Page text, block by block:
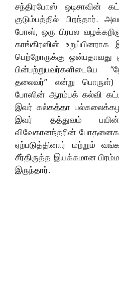
சந்திரபோஸ் ஒடிசாவின்
குடும்பத்தில் பிறந்தார்.
போஸ், ஒரு பிரபல
காங்கிரஸின்
பெற்றோருக்கு
பின்பற்றுபவர்களிடையே
தலைவர்” என்று பொருள்)
போஸின் ஆரம்பக் கல்வி
இவர் கல்கத்தா
இவர் தத்துவம்
விவேகானந்தரின்
ஏற்படுத்தினார் மற்றும்
சீர்திருத்த இயக்கமான
இருந்தார்.